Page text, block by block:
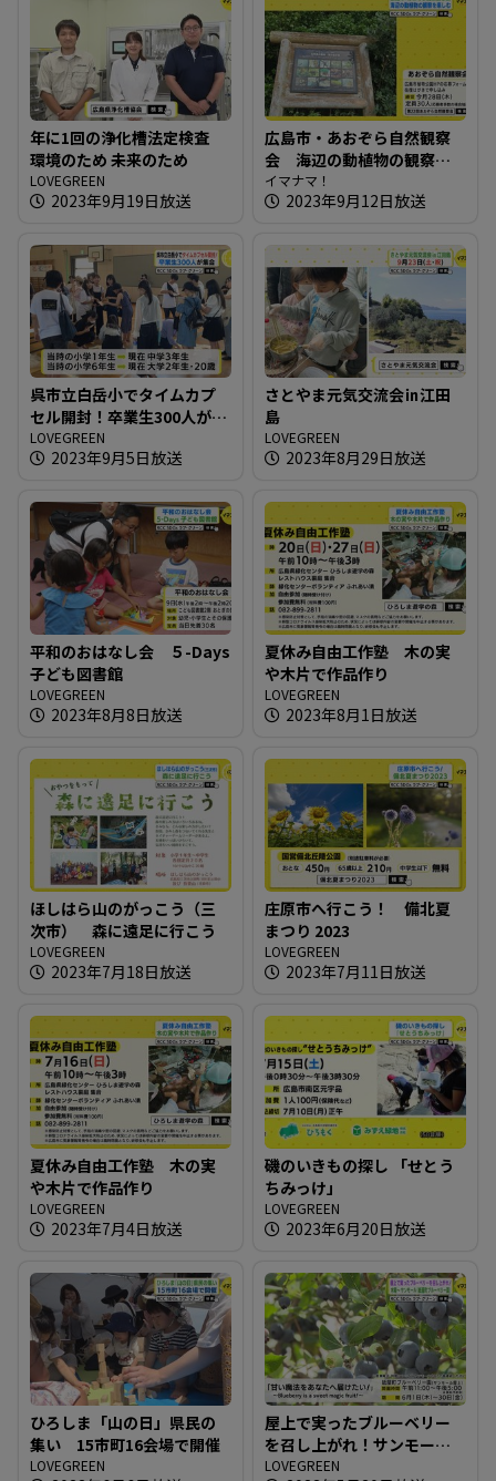
年に1回の浄化槽法定検査
環境のため 未来のため
LOVEGREEN
2023年9月19日放送
広島市・あおぞら自然観察
会 海辺の動植物の観察を
楽しむ
イマナマ！
2023年9月12日放送
呉市立白岳小でタイムカプ
セル開封！卒業生300人が集
合
LOVEGREEN
2023年9月5日放送
さとやま元気交流会㏌江田
島
LOVEGREEN
2023年8月29日放送
平和のおはなし会 ５-Days
子ども図書館
LOVEGREEN
2023年8月8日放送
夏休み自由工作塾 木の実
や木片で作品作り
LOVEGREEN
2023年8月1日放送
ほしはら山のがっこう（三
次市） 森に遠足に行こう
LOVEGREEN
2023年7月18日放送
庄原市へ行こう！ 備北夏
まつり 2023
LOVEGREEN
2023年7月11日放送
夏休み自由工作塾 木の実
や木片で作品作り
LOVEGREEN
2023年7月4日放送
磯のいきもの探し 「せとう
ちみっけ」
LOVEGREEN
2023年6月20日放送
ひろしま「山の日」県民の
集い 15市町16会場で開催
LOVEGREEN
屋上で実ったブルーベリー
を召し上がれ！サンモール
「紙屋町ブルーベリー園」
LOVEGREEN